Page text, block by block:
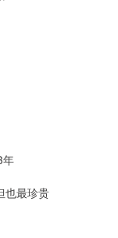
年
也最珍贵